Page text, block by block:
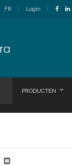
FR Login
PRODUCTEN